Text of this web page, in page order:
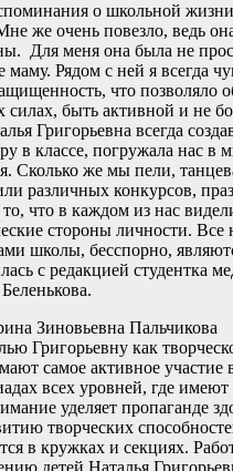
о школьной
же очень повезло, ведь
Для меня она была не
Рядом с ней я всегда
что позволяло
силах, быть активной и не
Григорьевна всегда
в классе, погружала нас в
Сколько же мы пели,
различных конкурсов,
что в каждом из нас
стороны личности. Все
школы, бесспорно,
с редакцией студентка
Зиновьевна Пальчикова
Григорьевну как
самое активное участие
всех уровней, где
уделяет пропаганде
творческих
в кружках и секциях.
детей Наталья